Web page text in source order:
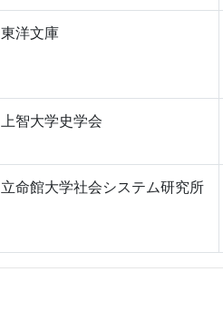
東洋文庫
上智大学史学会
立命館大学社会システム研究所